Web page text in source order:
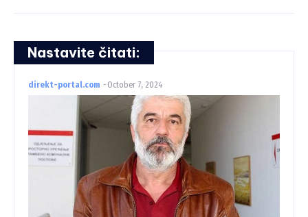
Nastavite čitati:
direkt-portal.com - October 7, 2024